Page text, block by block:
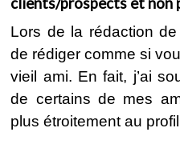
Lors de la rédaction
de rédiger comme si
vieil ami. En fait, j’ai
de certains de mes
plus étroitement au